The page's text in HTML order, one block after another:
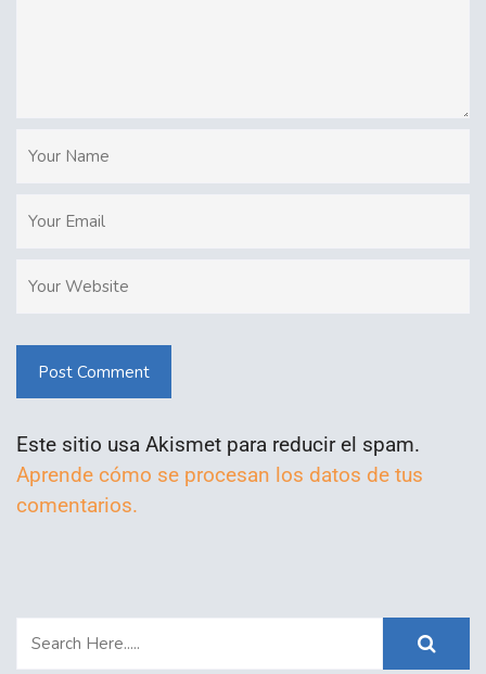
Post Comment
Este sitio usa Akismet para reducir el spam.
Aprende cómo se procesan los datos de tus
comentarios.